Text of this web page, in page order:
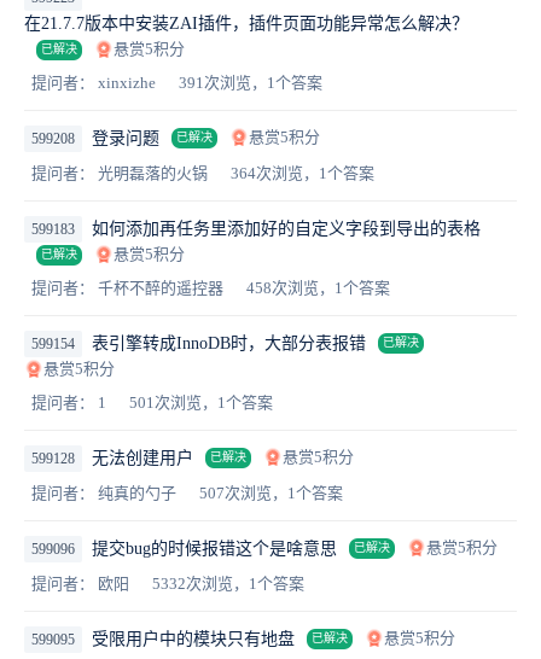
在21.7.7版本中安装ZAI插件，插件页面功能异常怎么解决？
已解决
悬赏5积分
提问者： xinxizhe
391次浏览，1个答案
599208 登录问题 已解决
悬赏5积分
提问者： 光明磊落的火锅
364次浏览，1个答案
599183 如何添加再任务里添加好的自定义字段到导出的表格
已解决
悬赏5积分
提问者： 千杯不醉的遥控器
458次浏览，1个答案
599154 表引擎转成InnoDB时，大部分表报错 已解决
悬赏5积分
提问者： 1
501次浏览，1个答案
599128 无法创建用户 已解决
悬赏5积分
提问者： 纯真的勺子
507次浏览，1个答案
599096 提交bug的时候报错这个是啥意思 已解决
悬赏5积分
提问者： 欧阳
5332次浏览，1个答案
599095 受限用户中的模块只有地盘 已解决 悬赏5积分